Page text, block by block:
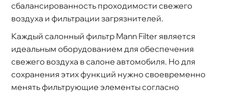
сбалансированность проходимости свежего
оздуха и фильтрации загрязнителей.
Каждый салонный фильтр Mann Filter является
идеальным оборудованием для обеспечения
свежего воздуха в салоне автомобиля. Но для
сохранения этих функций нужно своевременно
менять фильтрующие элементы согласно